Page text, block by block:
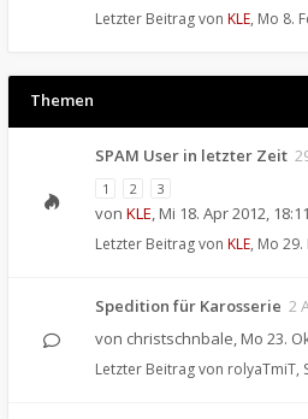
Letzter Beitrag von KLE, Mo 8.
Themen
SPAM User in letzter Zeit
1 2 3
von KLE, Mi 18. Apr 2012, 18:11
Letzter Beitrag von KLE, Mo 29.
Spedition für Karosserie 2
von christschnbale, Mo 23.
Letzter Beitrag von rolyaTmiT,